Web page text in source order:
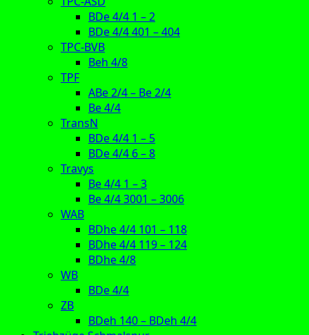
BDe 4/4 1 – 2
BDe 4/4 401 – 404
TPC-BVB
Beh 4/8
TPF
ABe 2/4 – Be 2/4
Be 4/4
TransN
BDe 4/4 1 – 5
BDe 4/4 6 – 8
Travys
Be 4/4 1 – 3
Be 4/4 3001 – 3006
WAB
BDhe 4/4 101 – 118
BDhe 4/4 119 – 124
BDhe 4/8
WB
BDe 4/4
ZB
BDeh 140 – BDeh 4/4